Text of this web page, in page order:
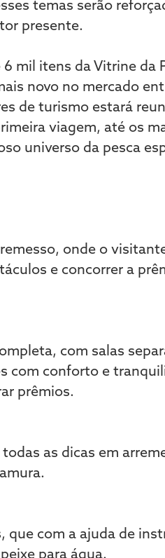
temas serão
presente.
mil itens da Vitrine da
novo no mercado
de turismo estará
viagem, até os
universo da pesca
onde o
e concorrer a
com salas
com conforto e
prêmios.
as dicas em
que com a ajuda de
para água.